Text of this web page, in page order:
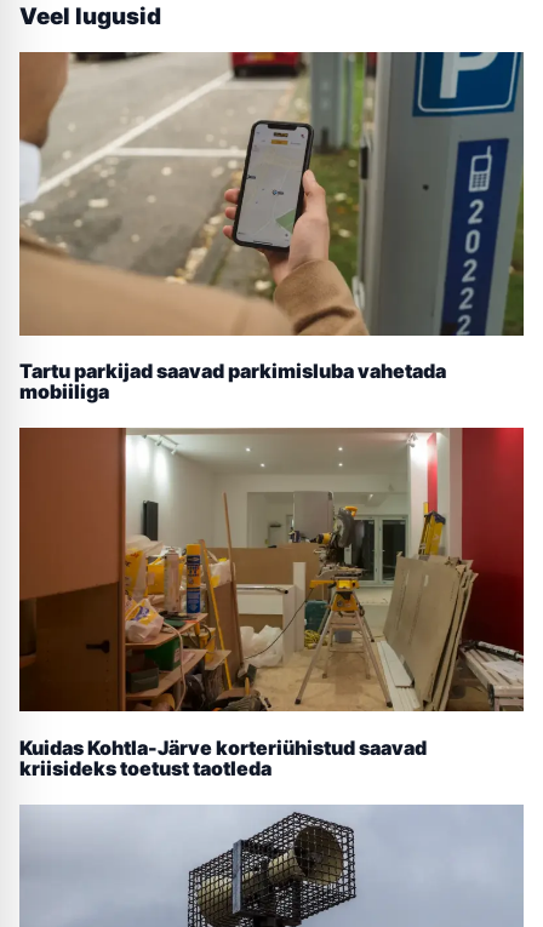
Veel lugusid
Tartu parkijad saavad parkimisluba vahetada
mobiiliga
Kuidas Kohtla-Järve korteriühistud saavad
kriisideks toetust taotleda